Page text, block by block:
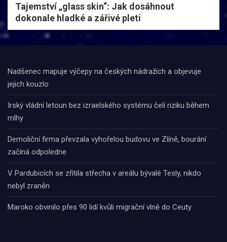
Tajemství „glass skin“: Jak dosáhnout
dokonale hladké a zářivé pleti
Nadšenec mapuje výčepy na českých nádražích a objevuje
jejich kouzlo
Irský vládní letoun bez izraelského systému čelí riziku během
mlhy
Demoliční firma převzala vyhořelou budovu ve Zlíně, bourání
začíná odpoledne
V Pardubicích se zřítila střecha v areálu bývalé Tesly, nikdo
nebyl zraněn
Maroko obvinilo přes 90 lidí kvůli migrační vlně do Ceuty